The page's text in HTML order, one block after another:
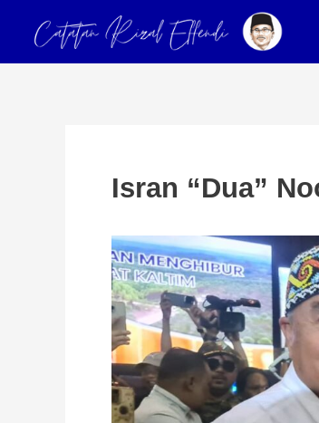
content
Isran “Dua”
navigation